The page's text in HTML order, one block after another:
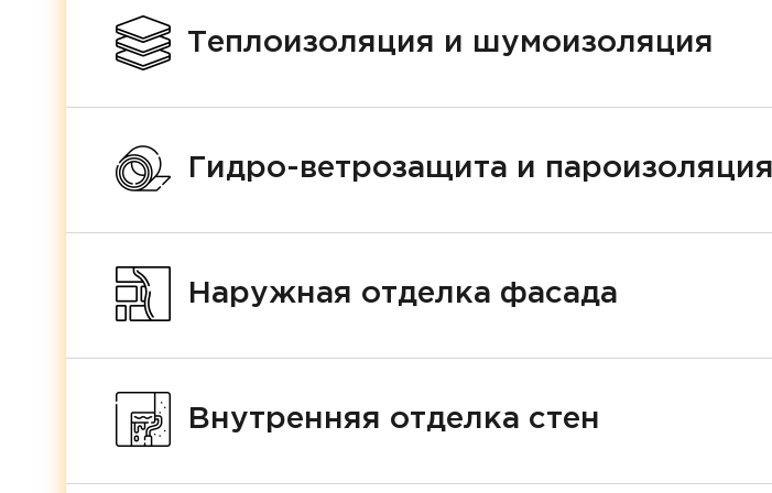
Теплоизоляция и шумоизоляция
Гидро-ветрозащита и пароизоляция
Наружная отделка фасада
Внутренняя отделка стен